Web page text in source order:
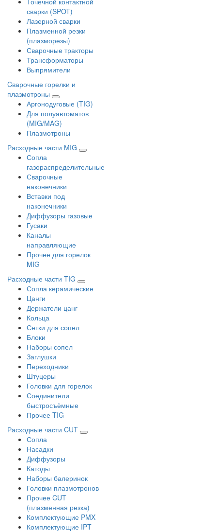
сварки (SPOT)
Лазерной сварки
Плазменной резки
(плазморезы)
Сварочные тракторы
Трансформаторы
Выпрямители
Cварочные горелки и
плазмотроны
Аргонодуговые (TIG)
Для полуавтоматов
(MIG/MAG)
Плазмотроны
Расходные части MIG
Сопла
газораспределительные
Сварочные
наконечники
Вставки под
наконечники
Диффузоры газовые
Гусаки
Каналы
направляющие
Прочее для горелок
MIG
Расходные части TIG
Сопла керамические
Цанги
Держатели цанг
Кольца
Сетки для сопел
Блоки
Наборы сопел
Заглушки
Переходники
Штуцеры
Головки для горелок
Соединители
быстросъёмные
Прочее TIG
Расходные части CUT
Сопла
Насадки
Диффузоры
Катоды
Наборы балеринок
Головки плазмотронов
Прочее CUT
(плазменная резка)
Комплектующие PMX
Комплектующие IPT